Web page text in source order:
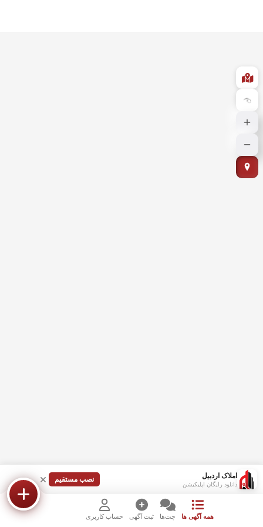
املاک اردبیل
دانلود رایگان اپلیکیشن
نصب مستقیم
همه آگهی ها چت‌ها ثبت آگهی حساب کاربری